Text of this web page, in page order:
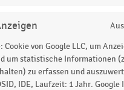
zur Statistik
Cookie von Google LLC, um
um statistische Informationen
zu erfassen und
IDE, Laufzeit: 1 Jahr. Google